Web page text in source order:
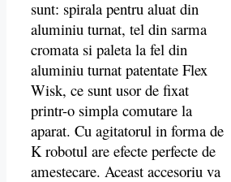
sunt: spirala pentru aluat din
aluminiu turnat, tel din sarma
cromata si paleta la fel din
aluminiu turnat patentate Flex
Wisk, ce sunt usor de fixat
printr-o simpla comutare la
aparat. Cu agitatorul in forma de
K robotul are efecte perfecte de
amestecare. Aceast accesoriu va